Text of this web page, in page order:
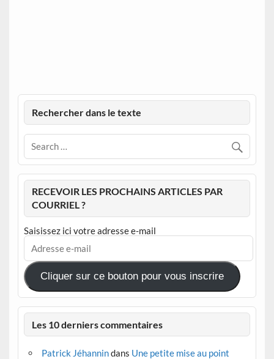
Rechercher dans le texte
RECEVOIR LES PROCHAINS ARTICLES PAR
COURRIEL ?
Saisissez ici votre adresse e-mail
Adresse
mail
Cliquer sur ce bouton pour vous inscrire
Les 10 derniers commentaires
Patrick Jéhannindans Une petite mise au point